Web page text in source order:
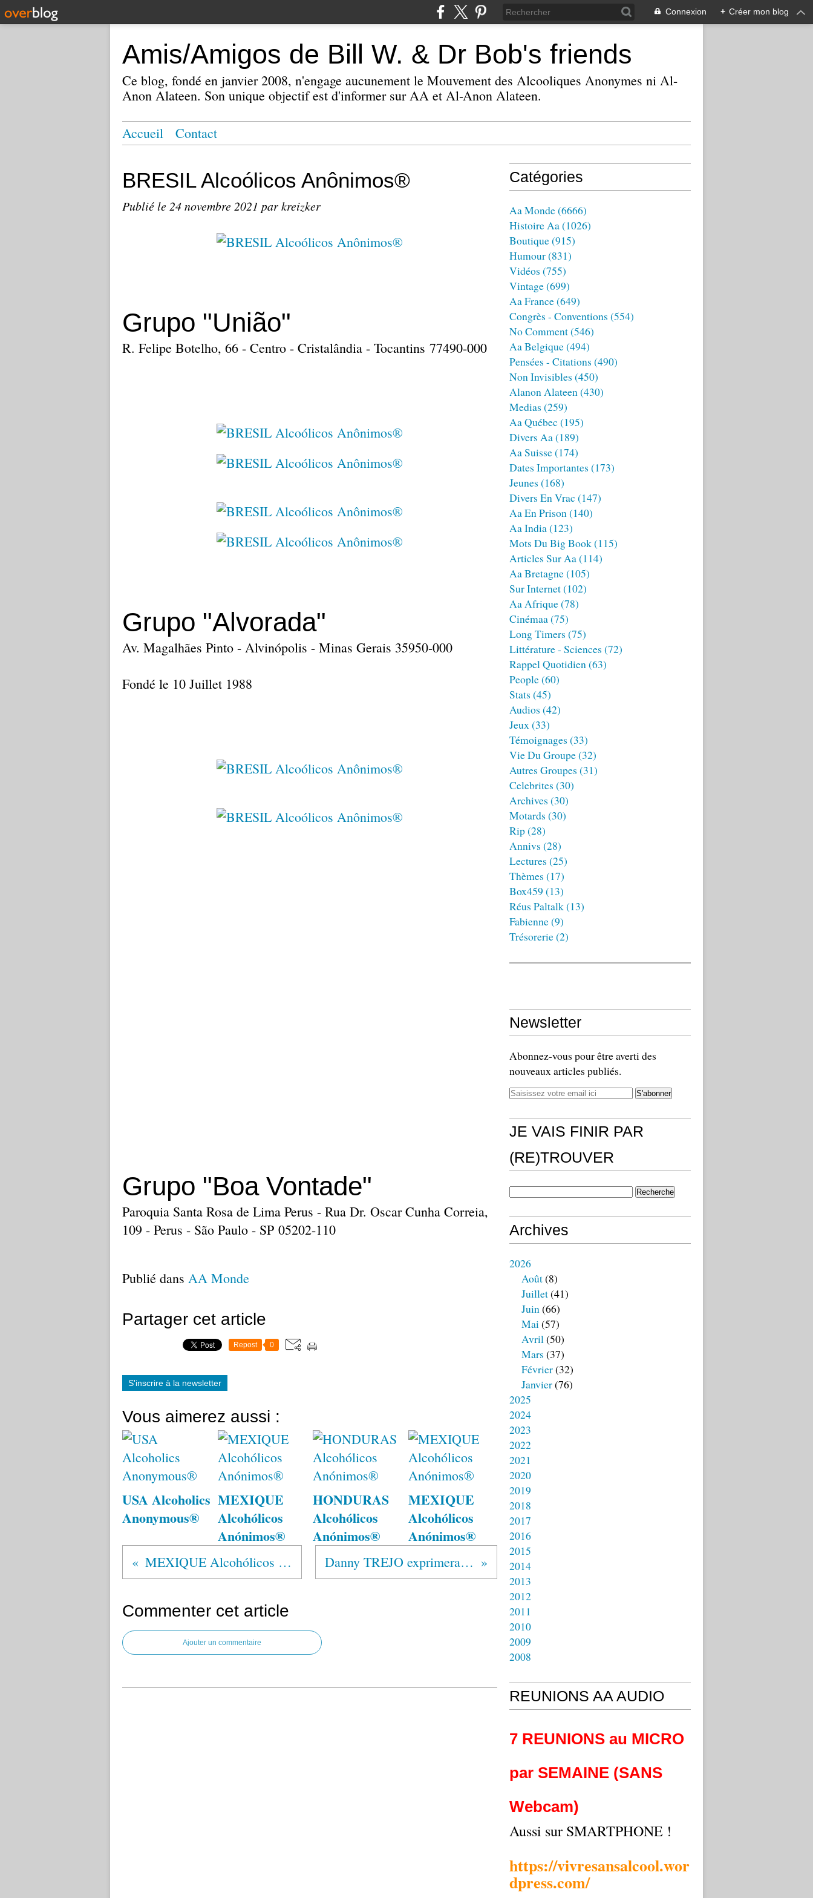
Connexion + Créer mon blog
Amis/Amigos de Bill W. & Dr Bob's friends
Ce blog, fondé en janvier 2008, n'engage aucunement le Mouvement des Alcooliques Anonymes ni Al-
Anon Alateen. Son unique objectif est d'informer sur AA et Al-Anon Alateen.
Accueil Contact
BRESIL Alcoólicos Anônimos®
Publié le 24 novembre 2021 par kreizker
Grupo "União"
R. Felipe Botelho, 66 - Centro - Cristalândia - Tocantins 77490-000
Grupo "Alvorada"
Av. Magalhães Pinto - Alvinópolis - Minas Gerais 35950-000
Fondé le 10 Juillet 1988
Grupo "Boa Vontade"
Paroquia Santa Rosa de Lima Perus - Rua Dr. Oscar Cunha Correia,
109 - Perus - São Paulo - SP 05202-110
Publié dans AA Monde
Partager cet article
Repost 0
S'inscrire à la newsletter
Vous aimerez aussi :
USA Alcoholics
Anonymous®
MEXIQUE
Alcohólicos
Anónimos®
HONDURAS
Alcohólicos
Anónimos®
MEXIQUE
Alcohólicos
Anónimos®
MEXIQUE Alcohólicos Anónimos® Danny TREJO exprimera sa gratitude
Commenter cet article
Ajouter un commentaire
Catégories
Aa Monde(6666)
Histoire Aa(1026)
Boutique(915)
Humour(831)
Vidéos (755)
Vintage(699)
Aa France(649)
Congrès - Conventions (554)
No Comment(546)
Aa Belgique(494)
Pensées - Citations (490)
Non Invisibles (450)
Alanon Alateen(430)
Medias (259)
Aa Québec (195)
Divers Aa(189)
Aa Suisse(174)
Dates Importantes (173)
Jeunes (168)
Divers En Vrac (147)
Aa En Prison(140)
Aa India(123)
Mots Du Big Book(115)
Articles Sur Aa(114)
Aa Bretagne(105)
Sur Internet(102)
Aa Afrique(78)
Cinémaa(75)
Long Timers (75)
Littérature - Sciences (72)
Rappel Quotidien(63)
People(60)
Stats (45)
Audios (42)
Jeux(33)
Témoignages (33)
Vie Du Groupe(32)
Autres Groupes (31)
Celebrites (30)
Archives (30)
Motards (30)
Rip(28)
Annivs (28)
Lectures (25)
Thèmes (17)
Box459 (13)
Réus Paltalk(13)
Fabienne(9)
Trésorerie(2)
Newsletter
Abonnez-vous pour être averti des
nouveaux articles publiés.
JE VAIS FINIR PAR
(RE)TROUVER
Archives
2026
Août(8)
Juillet(41)
Juin(66)
Mai(57)
Avril(50)
Mars (37)
Février(32)
Janvier(76)
2025
2024
2023
2022
2021
2020
2019
2018
2017
2016
2015
2014
2013
2012
2011
2010
2009
2008
REUNIONS AA AUDIO
7 REUNIONS au MICRO
par SEMAINE (SANS
Webcam)
Aussi sur SMARTPHONE !
https://vivresansalcool.wor
dpress.com/